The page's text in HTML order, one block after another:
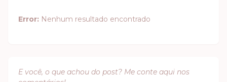
Error: Nenhum resultado encontrado
E você, o que achou do post? Me conte aqui nos